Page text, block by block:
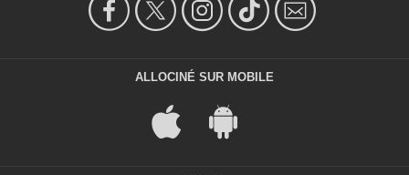
ALLOCINÉ SUR MOBILE